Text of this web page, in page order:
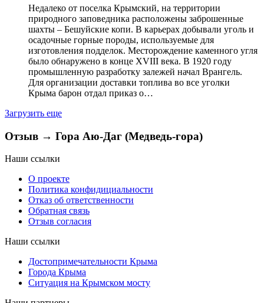
Недалеко от поселка Крымский, на территории
природного заповедника расположены заброшенные
шахты – Бешуйские копи. В карьерах добывали уголь и
осадочные горные породы, используемые для
изготовления подделок. Месторождение каменного угля
было обнаружено в конце XVIII века. В 1920 году
промышленную разработку залежей начал Врангель.
Для организации доставки топлива во все уголки
Крыма барон отдал приказ о…
Загрузить еще
Отзыв → Гора Аю-Даг (Медведь-гора)
Наши ссылки
О проекте
Политика конфидициальности
Отказ об ответственности
Обратная связь
Отзыв согласия
Наши ссылки
Достопримечательности Крыма
Города Крыма
Ситуация на Крымском мосту